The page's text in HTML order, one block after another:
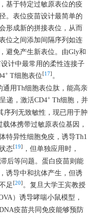
基于特定过敏原表位的疫
。表位疫苗设计最简单的
形成新的拼接表位，从而
位之间添加间隔序列如连
避免产生新表位。由Gly和
计中最常用的柔性连接子
+ T细胞表位[17] 。
通用Th细胞表位肽，能高亲
递，激活CD4+ Th细胞，并
序列无致敏性，现已用于肿
体携带过敏原表位基因，
特异性细胞免疫，诱导Th1
态[19]
，但单独应用时，
后等问题。蛋白疫苗则能
诱导中和抗体产生，但诱
足 [20] 。复旦大学王宾教授
）诱导哮喘小鼠模型，
疫苗共同免疫能够预防